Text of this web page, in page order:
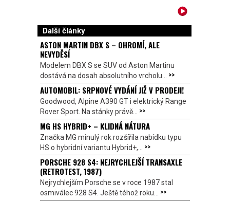
Další články
ASTON MARTIN DBX S – OHROMÍ, ALE
NEVYDĚSÍ
Modelem DBX S se SUV od Aston Martinu
dostává na dosah absolutního vrcholu... >>
AUTOMOBIL: SRPNOVÉ VYDÁNÍ JIŽ V PRODEJI!
Goodwood, Alpine A390 GT i elektrický Range
Rover Sport. Na stánky právě... >>
MG HS HYBRID+ – KLIDNÁ NÁTURA
Značka MG minulý rok rozšířila nabídku typu
HS o hybridní variantu Hybrid+,... >>
PORSCHE 928 S4: NEJRYCHLEJŠÍ TRANSAXLE
(RETROTEST, 1987)
Nejrychlejším Porsche se v roce 1987 stal
osmiválec 928 S4. Ještě téhož roku... >>